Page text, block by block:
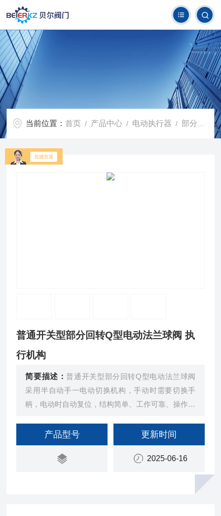
当前位置：首页 / 产品中心 / 电动执行器 /部分回转阀门电动执行器
普通开关型部分回转Q型电动法兰球阀 执
行机构
简要描述：普通开关型部分回转Q型电动法兰球阀
采用半自动手一电动切换机构，手动时需要切换手
柄，电动时自动复位，结构简单、工作可靠、操作轻
开启、关闭或调节。
产品型号 更新时间
2025-06-16